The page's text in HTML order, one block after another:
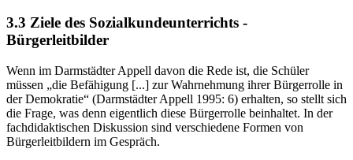
3.3 Ziele des Sozialkundeunterrichts -
Bürgerleitbilder
Wenn im Darmstädter Appell davon die Rede ist, die Schüler
müssen „die Befähigung [...] zur Wahrnehmung ihrer Bürgerrolle in
der Demokratie“ (Darmstädter Appell 1995: 6) erhalten, so stellt sich
die Frage, was denn eigentlich diese Bürgerrolle beinhaltet. In der
fachdidaktischen Diskussion sind verschiedene Formen von
Bürgerleitbildern im Gespräch.